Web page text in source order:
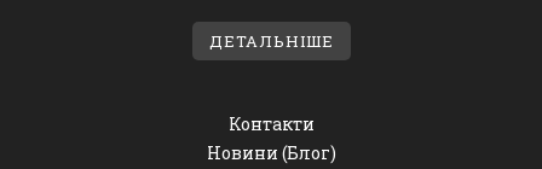
ДЕТАЛЬНІШЕ
Контакти
Новини (Блог)